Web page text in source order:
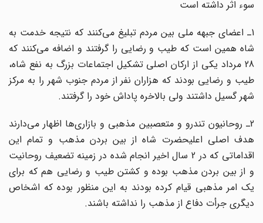
سوء اثر داشته است
1ـ اعضاى جبهه ملى بین مردم تبلیغ مى‌کنند که نتیجه خدمت به
شاه همین است که طیب و رضایى را گرفتند و اضافه مى‌کنند که
28 مرداد یکى از ارکان اصلى تشکیل اجتماعات بزرگ به نفع شاه،
طیب و رضایى بودند که هزاران نفر از مردم جنوب شهر را به مرکز
شهر گسیل داشتند ولى بالاخره پاداش خود را گرفتند.
2ـ روحانیون تندرو و متعصبین مذهبى و بازاری‌ها اظهار مى‌دارند
هدف اصلى اعلیحضرت شاه از بین بردن مذهب و تمام این
اقداماتى که در 2 سال اخیر انجام شده در زمینه تضعیف روحانیت
و از بین بردن مذهب بوده و کشتن طیب و رضایى هم که براى
یک امر مذهبى قیام کرده بودند به این منظور بوده که اشخاص
دیگرى جرأت دفاع از مذهب را نداشته باشند.